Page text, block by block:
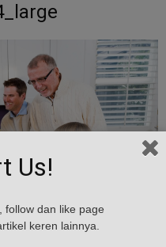
Us!
follow dan like page
keren lainnya.